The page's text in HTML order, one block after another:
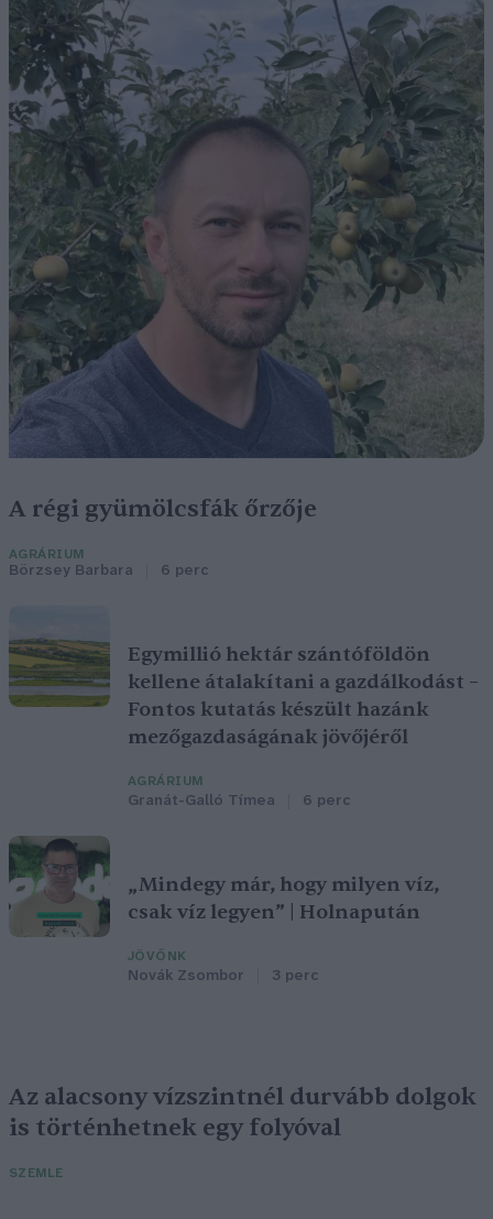
A régi gyümölcsfák őrzője
AGRÁRIUM
Börzsey Barbara 6 perc
Egymillió hektár szántóföldön
kellene átalakítani a gazdálkodást –
Fontos kutatás készült hazánk
mezőgazdaságának jövőjéről
AGRÁRIUM
Granát-Galló Tímea 6 perc
„Mindegy már, hogy milyen víz,
csak víz legyen” | Holnapután
JÖVŐNK
Novák Zsombor 3 perc
Az alacsony vízszintnél durvább dolgok
is történhetnek egy folyóval
SZEMLE